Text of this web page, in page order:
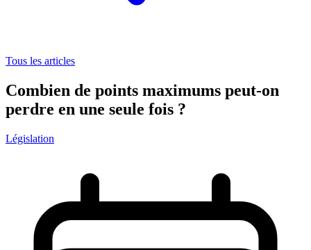
Tous les articles
Combien de points maximums peut-on
perdre en une seule fois ?
Législation